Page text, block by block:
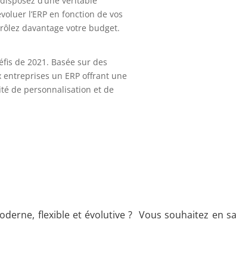
l’ERP en fonction de vos
davantage votre budget.
de 2021. Basée sur des
entreprises un ERP offrant une
de personnalisation et de
flexible et évolutive ? Vous souhaitez en